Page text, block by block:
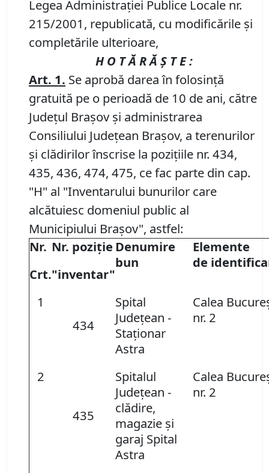
Legea Administraţiei Publice Locale nr.
215/2001, republicată, cu modificările şi
completările ulterioare,
H O T Ă R Ă Ş T E :
Art. 1. Se aprobă darea în folosinţă
gratuită pe o perioadă de 10 de ani, către
Judeţul Braşov şi administrarea
Consiliului Judeţean Braşov, a terenurilor
şi clădirilor înscrise la poziţiile nr. 434,
435, 436, 474, 475, ce fac parte din cap.
"H" al "Inventarului bunurilor care
alcătuiesc domeniul public al
Municipiului Braşov", astfel:
Nr.
Crt.
Nr. poziţie
"inventar"
Denumire
bun
Elemente
de
1
434
Spital
Judeţean -
Staţionar
Astra
Calea
nr. 2
2
435
Spitalul
Judeţean -
clădire,
magazie şi
garaj Spital
Astra
Calea
nr. 2